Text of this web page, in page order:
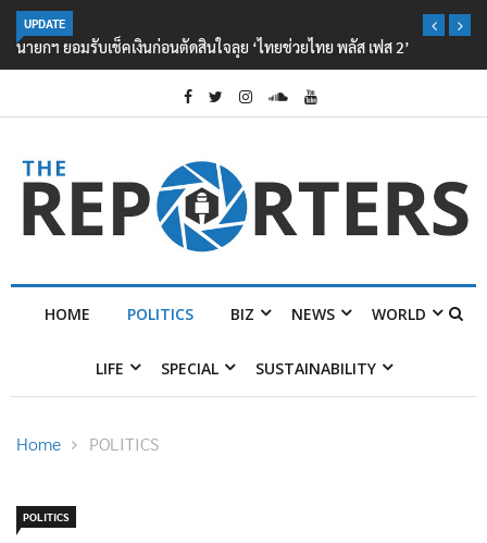
UPDATE
นายกฯ ยอมรับเช็คเงินก่อนตัดสินใจลุย ‘ไทยช่วยไทย พลัส เฟส 2’
HOME POLITICS BIZ NEWS WORLD
LIFE SPECIAL SUSTAINABILITY
Home POLITICS
POLITICS